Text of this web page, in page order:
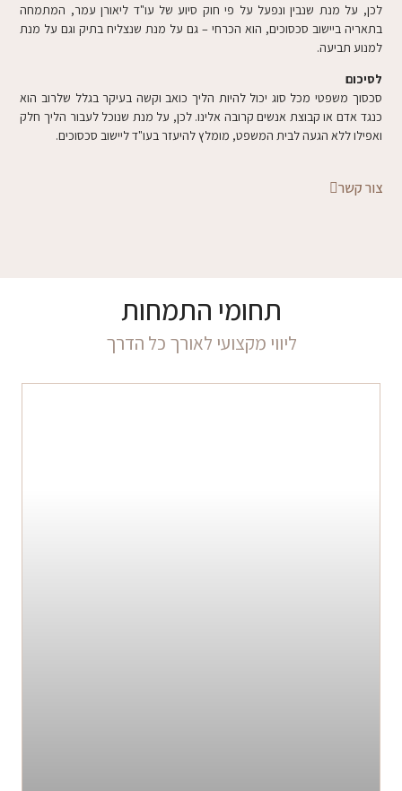
לכן, על מנת שנבין ונפעל על פי חוק סיוע של עו"ד ליאורן עמר, המתמחה
בתאריה ביישוב סכסוכים, הוא הכרחי – גם על מנת שנצליח בתיק וגם על מנת
למנוע תביעה.
לסיכום
סכסוך משפטי מכל סוג יכול להיות הליך כואב וקשה בעיקר בגלל שלרוב הוא
כנגד אדם או קבוצת אנשים קרובה אלינו. לכן, על מנת שנוכל לעבור הליך חלק
ואפילו ללא הגעה לבית המשפט, מומלץ להיעזר בעו"ד ליישוב סכסוכים.
צור קשר
תחומי התמחות
ליווי מקצועי לאורך כל הדרך